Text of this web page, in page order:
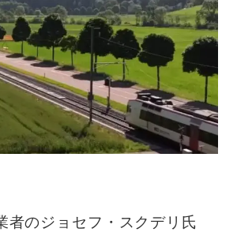
者のジョセフ・スクデリ氏